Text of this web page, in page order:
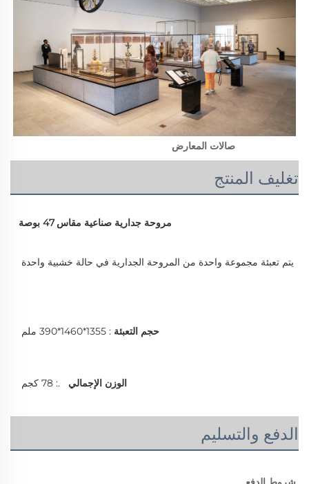
صالات المعارض
تغليف المنتج
مروحة جدارية صناعية مقاس 47 بوصة
يتم تعبئة مجموعة واحدة من المروحة الجدارية في حالة خشبية واحدة
حجم التعبئة : 1355*1460*390 ملم
الوزن الإجمالي .: 78 كجم
الدفع والتسليم